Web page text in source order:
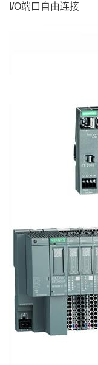
I/O端口自由连接